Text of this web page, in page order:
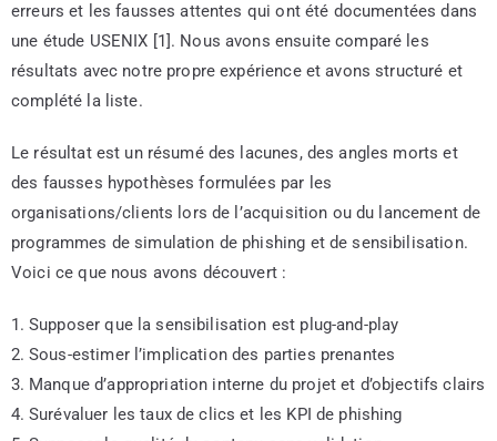
erreurs et les fausses attentes qui ont été documentées dans
une étude USENIX [1]. Nous avons ensuite comparé les
résultats avec notre propre expérience et avons structuré et
complété la liste.
Le résultat est un résumé des lacunes, des angles morts et
des fausses hypothèses formulées par les
organisations/clients lors de l’acquisition ou du lancement de
programmes de simulation de phishing et de sensibilisation.
Voici ce que nous avons découvert :
Supposer que la sensibilisation est plug-and-play
Sous-estimer l’implication des parties prenantes
Manque d’appropriation interne du projet et d’objectifs clairs
Surévaluer les taux de clics et les KPI de phishing